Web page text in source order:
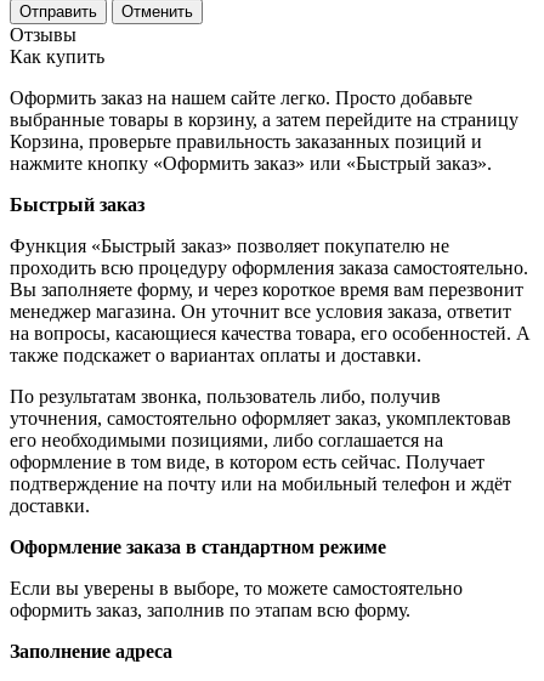
Отменить
Отзывы
Как купить
Оформить заказ на нашем сайте легко. Просто добавьте
выбранные товары в корзину, а затем перейдите на страницу
Корзина, проверьте правильность заказанных позиций и
нажмите кнопку «Оформить заказ» или «Быстрый заказ».
Быстрый заказ
Функция «Быстрый заказ» позволяет покупателю не
проходить всю процедуру оформления заказа самостоятельно.
Вы заполняете форму, и через короткое время вам перезвонит
менеджер магазина. Он уточнит все условия заказа, ответит
на вопросы, касающиеся качества товара, его особенностей. А
также подскажет о вариантах оплаты и доставки.
По результатам звонка, пользователь либо, получив
уточнения, самостоятельно оформляет заказ, укомплектовав
его необходимыми позициями, либо соглашается на
оформление в том виде, в котором есть сейчас. Получает
подтверждение на почту или на мобильный телефон и ждёт
доставки.
Оформление заказа в стандартном режиме
Если вы уверены в выборе, то можете самостоятельно
оформить заказ, заполнив по этапам всю форму.
Заполнение адреса